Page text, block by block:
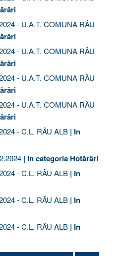
- U.A.T. COMUNA RÂU
- U.A.T. COMUNA RÂU
- U.A.T. COMUNA RÂU
- U.A.T. COMUNA RÂU
- C.L. RÂU ALB | In
| In categoria Hotărâri
- C.L. RÂU ALB | In
- C.L. RÂU ALB | In
- C.L. RÂU ALB | In